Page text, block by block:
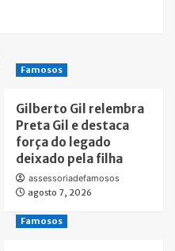
Famosos
Gilberto Gil relembra
Preta Gil e destaca
força do legado
deixado pela filha
assessoriadefamosos
agosto 7, 2026
Famosos